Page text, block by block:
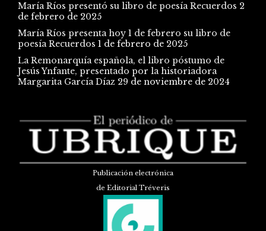
María Ríos presentó su libro de poesía Recuerdos 2
de febrero de 2025
María Ríos presenta hoy 1 de febrero su libro de
poesía Recuerdos 1 de febrero de 2025
La Remonarquía española, el libro póstumo de
Jesús Ynfante, presentado por la historiadora
Margarita García Díaz 29 de noviembre de 2024
Publicación electrónica
de Editorial Tréveris